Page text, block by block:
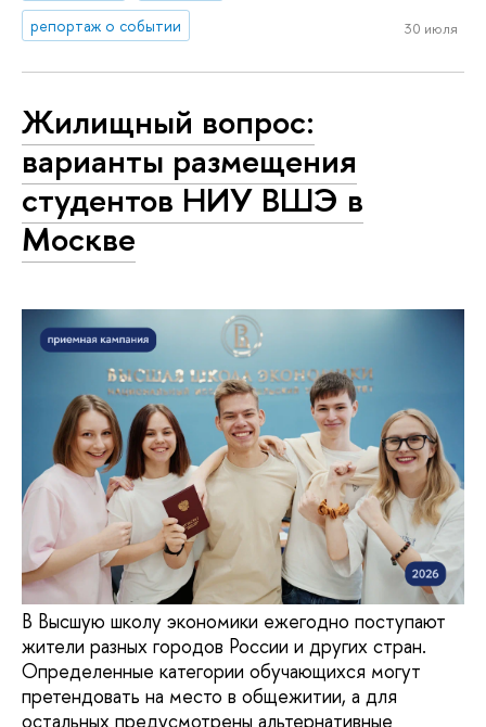
репортаж о событии
30 июля
Жилищный вопрос:
варианты размещения
студентов НИУ ВШЭ в
Москве
В Высшую школу экономики ежегодно поступают
жители разных городов России и других стран.
Определенные категории обучающихся могут
претендовать на место в общежитии, а для
остальных предусмотрены альтернативные